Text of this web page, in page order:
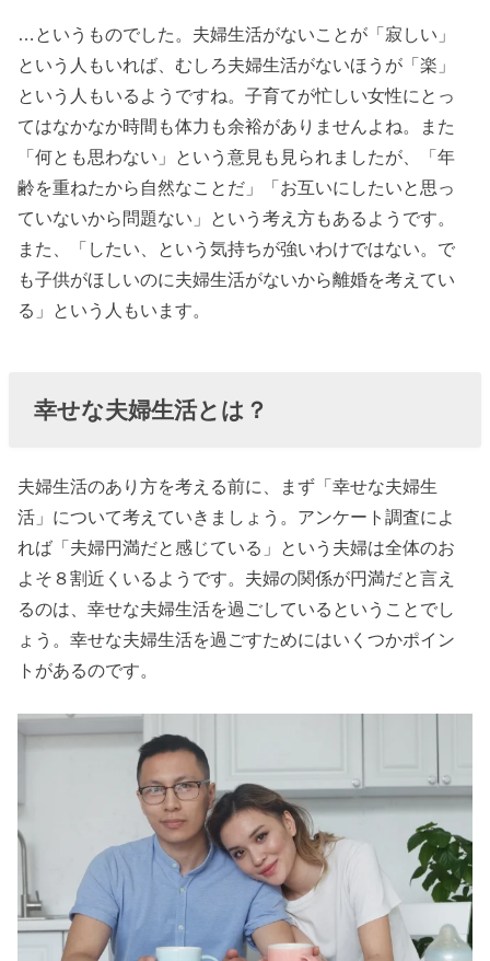
活をお
くるた
めのポ
イント
③ コミ
ュニケ
ーショ
ンは会
話とボ
» 幸せな
活をお
くるた
めのポ
イント
④ 同じ
空間で
眠る
» 幸せな
夫婦生
活をお
くるた
めのポ
イント
⑤ きち
んと
…というものでした。夫婦生活がないことが「寂しい」
という人もいれば、むしろ夫婦生活がないほうが「楽」
という人もいるようですね。子育てが忙しい女性にとっ
てはなかなか時間も体力も余裕がありませんよね。また
「何とも思わない」という意見も見られましたが、「年
齢を重ねたから自然なことだ」「お互いにしたいと思っ
ていないから問題ない」という考え方もあるようです。
また、「したい、という気持ちが強いわけではない。で
も子供がほしいのに夫婦生活がないから離婚を考えてい
る」という人もいます。
幸せな夫婦生活とは？
夫婦生活のあり方を考える前に、まず「幸せな夫婦生
活」について考えていきましょう。アンケート調査によ
れば「夫婦円満だと感じている」という夫婦は全体のお
よそ８割近くいるようです。夫婦の関係が円満だと言え
るのは、幸せな夫婦生活を過ごしているということでし
ょう。幸せな夫婦生活を過ごすためにはいくつかポイン
トがあるのです。